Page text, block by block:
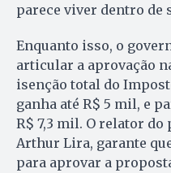
parece viver dentro de
Enquanto isso, o
articular a aprovação
isenção total do
ganha até R$ 5 mil, e
R$ 7,3 mil. O relator
Arthur Lira, garante
para aprovar a